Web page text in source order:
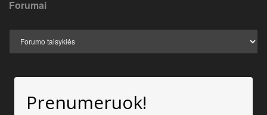
Forumai
Prenumeruok!